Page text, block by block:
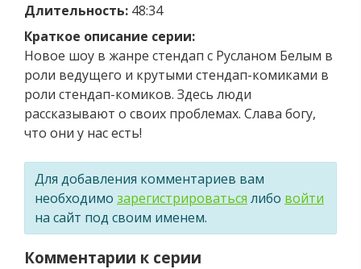
Длительность: 48:34
Краткое описание серии:
Новое шоу в жанре стендап с Русланом Белым в
роли ведущего и крутыми стендап-комиками в
роли стендап-комиков. Здесь люди
рассказывают о своих проблемах. Слава богу,
что они у нас есть!
Для добавления комментариев вам
необходимо зарегистрироваться либо войти
на сайт под своим именем.
Комментарии к серии